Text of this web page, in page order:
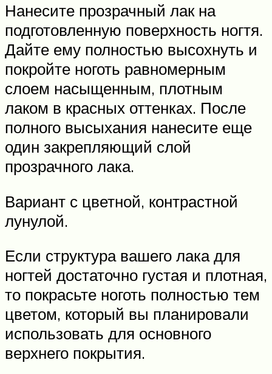
Нанесите прозрачный лак на
подготовленную поверхность ногтя.
Дайте ему полностью высохнуть и
покройте ноготь равномерным
слоем насыщенным, плотным
лаком в красных оттенках. После
полного высыхания нанесите еще
один закрепляющий слой
прозрачного лака.
Вариант с цветной, контрастной
лунулой.
Если структура вашего лака для
ногтей достаточно густая и плотная,
то покрасьте ноготь полностью тем
цветом, который вы планировали
использовать для основного
верхнего покрытия.